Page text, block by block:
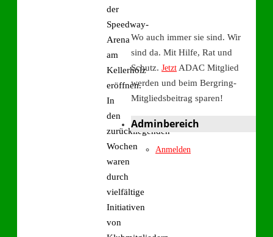
der
Speedway-
Arena
am
Kellerholz
eröffnen.
In
den
zurückliegenden
Wochen
waren
durch
vielfältige
Initiativen
von
Wo auch immer sie sind. Wir
sind da. Mit Hilfe, Rat und
Schutz. Jetzt ADAC Mitglied
werden und beim Bergring-
Mitgliedsbeitrag sparen!
Adminbereich
Anmelden